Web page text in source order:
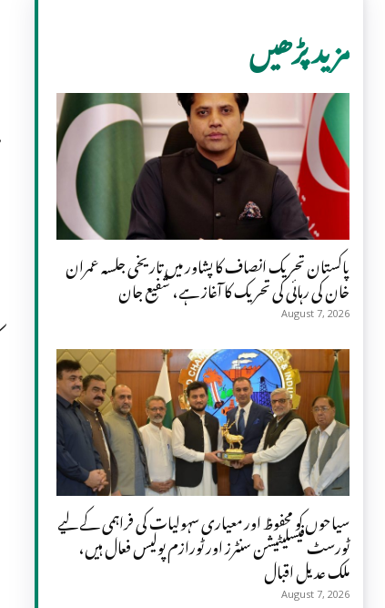
مزید پڑھیں
پاکستان تحریک انصاف کا پشاور میں تاریخی جلسہ عمران
خان کی رہائی کی تحریک کا آغاز ہے، شفیع جان
August 7, 2026
سیاحوں کو محفوظ اور معیاری سہولیات کی فراہمی کے لیے
ٹورسٹ فیسلیٹیشن سنٹرز اور ٹورازم پولیس فعال ہیں،
ملک عدیل اقبال
August 7, 2026